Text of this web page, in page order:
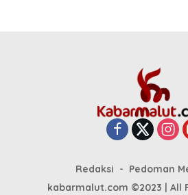
Redaksi
Pedoman
kabarmalut.com ©2023 | All